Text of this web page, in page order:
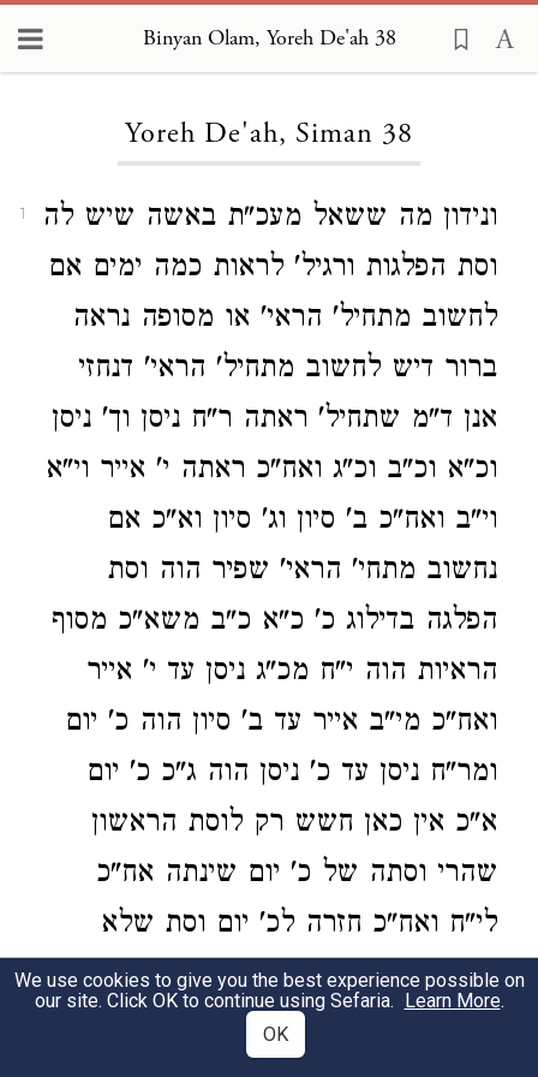
Binyan Olam, Yoreh De'ah 38
Yoreh De'ah, Siman 38
1
ונידון מה ששאל מעכ"ת באשה שיש לה
וסת הפלגות ורגיל' לראות כמה ימים אם
לחשוב מתחיל' הראי' או מסופה נראה
ברור דיש לחשוב מתחיל' הראי' דנחזי
אנן ד"מ שתחיל' ראתה ר"ח ניסן וך' ניסן
וכ"א וכ"ב וכ"ג ואח"כ ראתה י' אייר וי"א
וי"ב ואח"כ ב' סיון וג' סיון וא"כ אם
נחשוב מתחי' הראי' שפיר הוה וסת
הפלגה בדילוג כ' כ"א כ"ב משא"כ מסוף
הראיות הוה י"ח מכ"ג ניסן עד י' אייר
ואח"כ מי"ב אייר עד ב' סיון הוה כ' יום
ומר"ח ניסן עד כ' ניסן הוה ג"כ כ' יום
א"כ אין כאן חשש רק לוסת הראשון
שהרי וסתה של כ' יום שינתה אח"כ
לי"ח ואח"כ חזרה לכ' יום וסת שלא
נקבע נעקר בפעם אחת ועיין כרו"פ (סי'
קפט סעיף יג) בהג"ה בענין הב' דיעות
We use cookies to give you the best experience possible on
our site. Click OK to continue using Sefaria. Learn More.
OK